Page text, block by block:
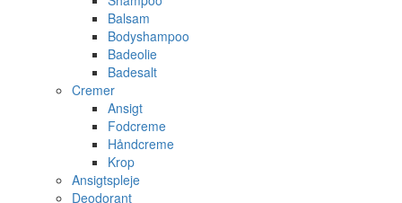
Balsam
Bodyshampoo
Badeolie
Badesalt
Cremer
Ansigt
Fodcreme
Håndcreme
Krop
Ansigtspleje
Deodorant